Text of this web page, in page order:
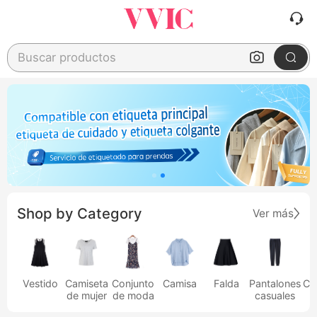
Buscar productos
Shop by Category Ver más
Vestido
Camiseta
de mujer
Conjunto
de moda
Camisa Falda
Pantalones
casuales